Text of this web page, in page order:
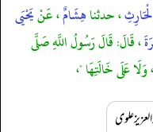
، حدثناهِشَامٌ، عَنْيَحْيَى
، قَالَ: قَالَ رَسُولُ اللَّهِ صَلَّى
عَلَى خَالَتِهَا "،
علوی